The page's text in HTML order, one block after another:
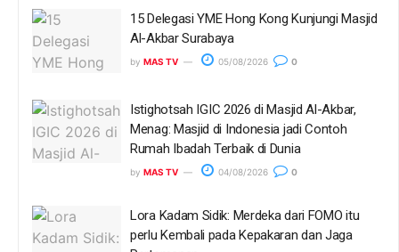
15 Delegasi YME Hong Kong Kunjungi Masjid
Al-Akbar Surabaya
by MAS TV 05/08/2026 0
Istighotsah IGIC 2026 di Masjid Al-Akbar,
Menag: Masjid di Indonesia jadi Contoh
Rumah Ibadah Terbaik di Dunia
by MAS TV 04/08/2026 0
Lora Kadam Sidik: Merdeka dari FOMO itu
perlu Kembali pada Kepakaran dan Jaga